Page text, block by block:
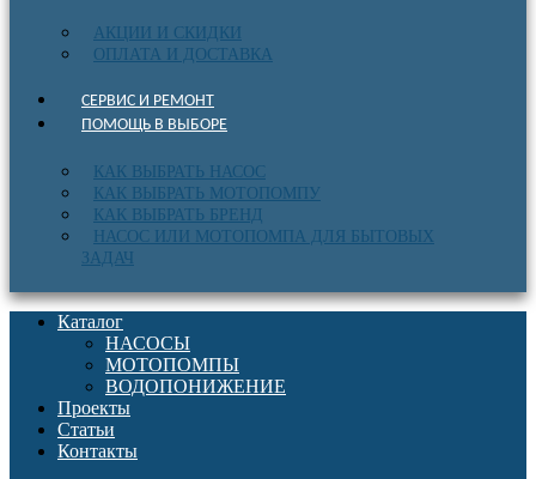
АКЦИИ И СКИДКИ
ОПЛАТА И ДОСТАВКА
СЕРВИС И РЕМОНТ
ПОМОЩЬ В ВЫБОРЕ
КАК ВЫБРАТЬ НАСОС
КАК ВЫБРАТЬ МОТОПОМПУ
КАК ВЫБРАТЬ БРЕНД
НАСОС ИЛИ МОТОПОМПА ДЛЯ БЫТОВЫХ
ЗАДАЧ
Каталог
НАСОСЫ
МОТОПОМПЫ
ВОДОПОНИЖЕНИЕ
Проекты
Статьи
Контакты